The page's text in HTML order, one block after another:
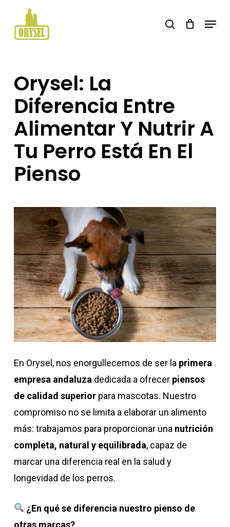
main
search Menu
Orysel: La
Diferencia Entre
Alimentar Y Nutrir A
Tu Perro Está En El
Pienso
En Orysel, nos enorgullecemos de ser la primera
empresa andaluza dedicada a ofrecer piensos
de calidad superiorpara mascotas. Nuestro
compromiso no se limita a elaborar un alimento
más: trabajamos para proporcionar una nutrición
completa, natural y equilibrada, capaz de
marcar una diferencia real en la salud y
longevidad de los perros.
¿En qué se diferencia nuestro pienso de
otras marcas?